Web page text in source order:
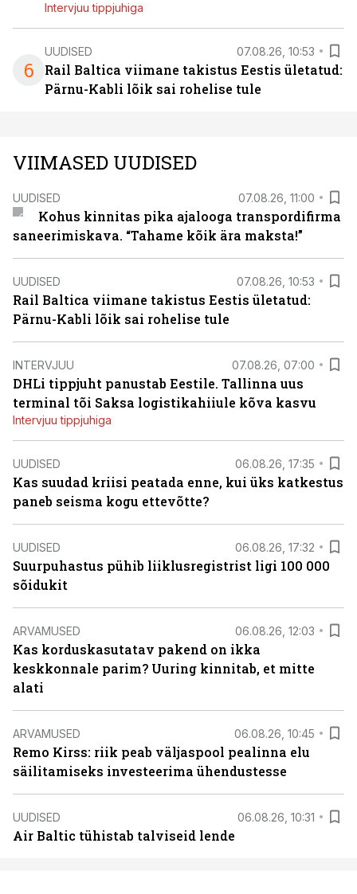
Intervjuu tippjuhiga
6
UUDISED 07.08.26, 10:53
Rail Baltica viimane takistus Eestis ületatud:
Pärnu-Kabli lõik sai rohelise tule
VIIMASED UUDISED
UUDISED 07.08.26, 11:00
Kohus kinnitas pika ajalooga transpordifirma
saneerimiskava. “Tahame kõik ära maksta!”
UUDISED 07.08.26, 10:53
Rail Baltica viimane takistus Eestis ületatud:
Pärnu-Kabli lõik sai rohelise tule
INTERVJUU 07.08.26, 07:00
DHLi tippjuht panustab Eestile. Tallinna uus
terminal tõi Saksa logistikahiiule kõva kasvu
Intervjuu tippjuhiga
UUDISED 06.08.26, 17:35
Kas suudad kriisi peatada enne, kui üks katkestus
paneb seisma kogu ettevõtte?
UUDISED 06.08.26, 17:32
Suurpuhastus pühib liiklusregistrist ligi 100 000
sõidukit
ARVAMUSED 06.08.26, 12:03
Kas korduskasutatav pakend on ikka
keskkonnale parim? Uuring kinnitab, et mitte
alati
ARVAMUSED 06.08.26, 10:45
Remo Kirss: riik peab väljaspool pealinna elu
säilitamiseks investeerima ühendustesse
UUDISED 06.08.26, 10:31
Air Baltic tühistab talviseid lende